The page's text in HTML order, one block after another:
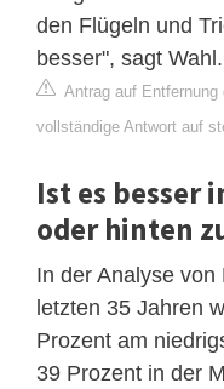
den Flügeln und
besser", sagt Wahl.
Antrag auf Entfernung
vollständige Antwort auf
Ist es besser
oder hinten
In der Analyse
letzten 35 Jahren
Prozent am
39 Prozent in der